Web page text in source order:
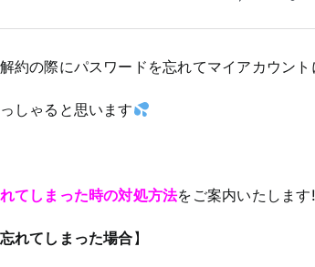
約の際にパスワードを忘れてマイアカウント
しゃると思います
てしまった時の対処方法をご案内いたします!
れてしまった場合】